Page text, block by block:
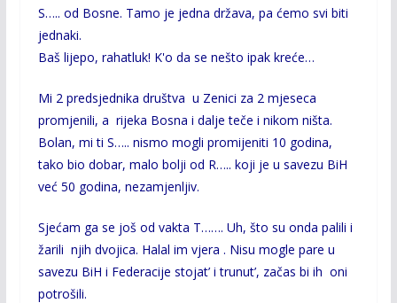
S….. od Bosne. Tamo je jedna država, pa ćemo svi biti
jednaki.
Baš lijepo, rahatluk! K'o da se nešto ipak kreće…
Mi 2 predsjednika društva u Zenici za 2 mjeseca
promjenili, a rijeka Bosna i dalje teče i nikom ništa.
Bolan, mi ti S….. nismo mogli promijeniti 10 godina,
tako bio dobar, malo bolji od R….. koji je u savezu BiH
već50 godina, nezamjenljiv.
Sjećam ga se još od vakta T……. Uh, što su onda palili i
žarili njih dvojica. Halal im vjera . Nisu mogle pare u
savezu BiH i Federacije stojat’ i trunut’, začas bi ih oni
potrošili.